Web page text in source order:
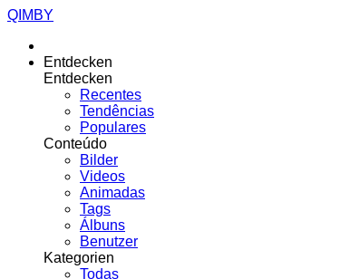
QIMBY
Entdecken
Entdecken
Recentes
Tendências
Populares
Conteúdo
Bilder
Videos
Animadas
Tags
Álbuns
Benutzer
Kategorien
Todas